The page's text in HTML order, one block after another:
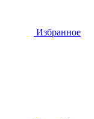
Избранное